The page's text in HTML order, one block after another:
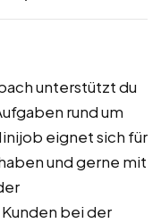
unterstützt du
rund um
eignet sich für
und gerne mit
bei der